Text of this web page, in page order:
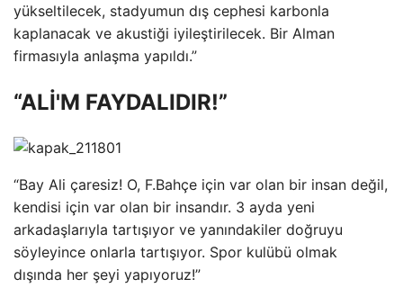
yükseltilecek, stadyumun dış cephesi karbonla
kaplanacak ve akustiği iyileştirilecek. Bir Alman
firmasıyla anlaşma yapıldı.”
“ALİ'M FAYDALIDIR!”
“Bay Ali çaresiz! O, F.Bahçe için var olan bir insan değil,
kendisi için var olan bir insandır. 3 ayda yeni
arkadaşlarıyla tartışıyor ve yanındakiler doğruyu
söyleyince onlarla tartışıyor. Spor kulübü olmak
dışında her şeyi yapıyoruz!”